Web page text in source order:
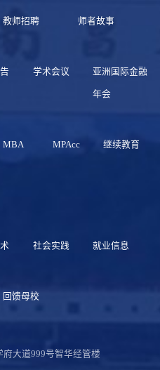
教师招聘 师者故事
学术会议 亚洲国际金融
年会
MBA MPAcc 继续教育
社会实践 就业信息
回馈母校
大道999号智华经管楼